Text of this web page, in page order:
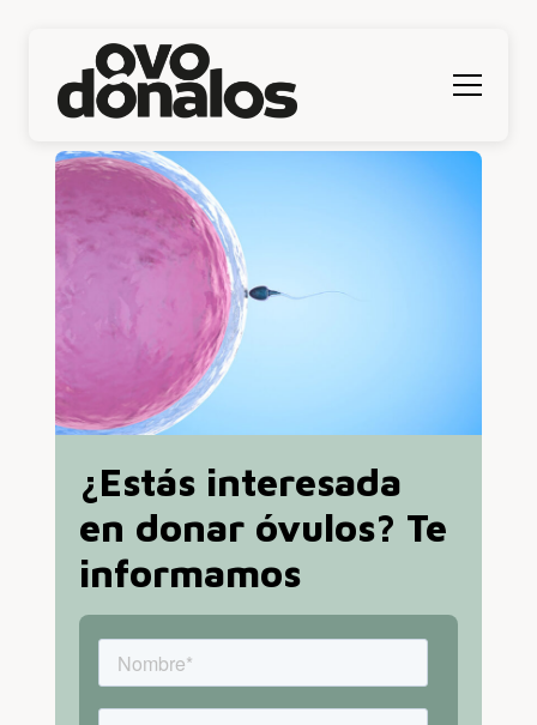
Menú
¿Estás interesada
en donar óvulos? Te
informamos